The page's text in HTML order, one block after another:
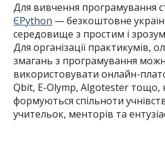
Для вивчення програмування
ЄPython — безкоштовне
середовище з простим і
Для організації практикумів,
змагань з програмування
використовувати онлайн-
Qbit, E-Olymp, Algotester тощо,
формуються спільноти
учительок, менторів та